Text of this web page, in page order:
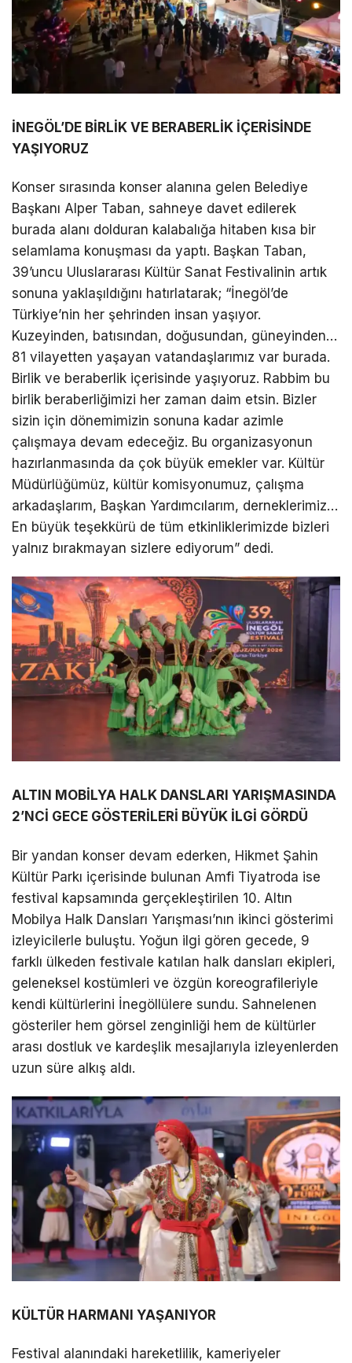
İNEGÖL’DE BİRLİK VE BERABERLİK İÇERİSİNDE
YAŞIYORUZ
Konser sırasında konser alanına gelen Belediye
Başkanı Alper Taban, sahneye davet edilerek
burada alanı dolduran kalabalığa hitaben kısa bir
selamlama konuşması da yaptı. Başkan Taban,
39’uncu Uluslararası Kültür Sanat Festivalinin artık
sonuna yaklaşıldığını hatırlatarak; “İnegöl’de
Türkiye’nin her şehrinden insan yaşıyor.
Kuzeyinden, batısından, doğusundan, güneyinden…
81 vilayetten yaşayan vatandaşlarımız var burada.
Birlik ve beraberlik içerisinde yaşıyoruz. Rabbim bu
birlik beraberliğimizi her zaman daim etsin. Bizler
sizin için dönemimizin sonuna kadar azimle
çalışmaya devam edeceğiz. Bu organizasyonun
hazırlanmasında da çok büyük emekler var. Kültür
Müdürlüğümüz, kültür komisyonumuz, çalışma
arkadaşlarım, Başkan Yardımcılarım, derneklerimiz…
En büyük teşekkürü de tüm etkinliklerimizde bizleri
yalnız bırakmayan sizlere ediyorum” dedi.
ALTIN MOBİLYA HALK DANSLARI YARIŞMASINDA
2’NCİ GECE GÖSTERİLERİ BÜYÜK İLGİ GÖRDÜ
Bir yandan konser devam ederken, Hikmet Şahin
Kültür Parkı içerisinde bulunan Amfi Tiyatroda ise
festival kapsamında gerçekleştirilen 10. Altın
Mobilya Halk Dansları Yarışması’nın ikinci gösterimi
izleyicilerle buluştu. Yoğun ilgi gören gecede, 9
farklı ülkeden festivale katılan halk dansları ekipleri,
geleneksel kostümleri ve özgün koreografileriyle
kendi kültürlerini İnegöllülere sundu. Sahnelenen
gösteriler hem görsel zenginliği hem de kültürler
arası dostluk ve kardeşlik mesajlarıyla izleyenlerden
uzun süre alkış aldı.
KÜLTÜR HARMANI YAŞANIYOR
Festival alanındaki hareketlilik, kameriyeler